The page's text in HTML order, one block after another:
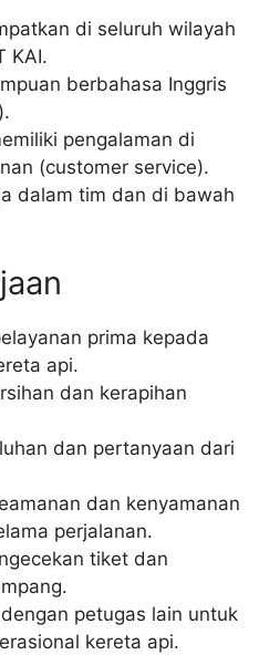
di seluruh wilayah
KAI.
berbahasa Inggris
pengalaman di
(customer service).
dalam tim dan di bawah
prima kepada
api.
dan kerapihan
dan pertanyaan dari
dan kenyamanan
perjalanan.
tiket dan
petugas lain untuk
kereta api.